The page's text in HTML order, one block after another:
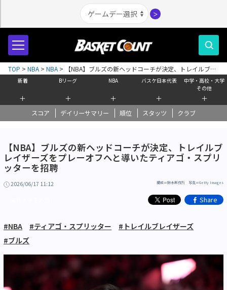
＞
新着
＋
Bリーグ
＋
NBA
＋
バスケ日本代表
＋
中学・高校・大学
その他
＋
スコア デイリーサマリー 順位 スタッツ クラブ
TOP > NBA > NBA >
【NBA】ブルズの新ヘッドコーチが決定、トレイルブレ
イザーズをプレーオフへと導いたティアゴ・スプリッターを招聘
【NBA】ブルズの新ヘッドコーチが決定、トレイルブ
レイザーズをプレーオフへと導いたティアゴ・スプリ
ッターを招聘
2026/06/17 11:12 構成＝鈴木制作所 写真＝Getty Images
Share
#NBA #ティアゴ・スプリッター
#トレイルブレイザーズ
#ブルズ